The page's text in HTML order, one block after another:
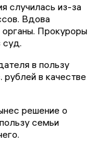
случилась из-за
Вдова
Прокуроры
суд.
в пользу
в качестве
решение о
семьи